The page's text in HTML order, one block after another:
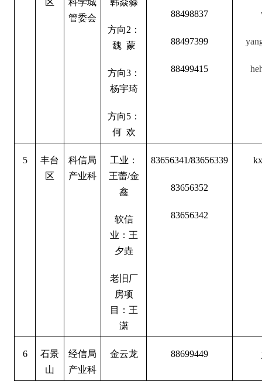
区
科学城
管委会
韩焱淼
方向2：
魏 蒙
方向3：
杨宇琦
方向5：
何 欢
88498837
88497399
88499415
5
丰台
区
科信局
产业科
工业：
王蕾/金
鑫
软信
业：王
夕垚
老旧厂
房项
目：王
潇
83656341/83656339
83656352
83656342
6
石景
山
经信局
产业科
金云龙 88699449